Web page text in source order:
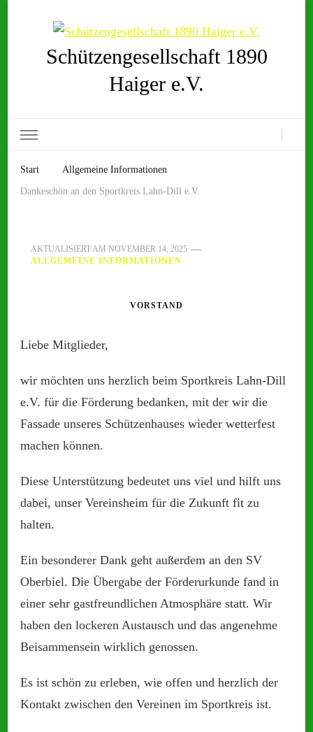
Schützengesellschaft 1890
Haiger e.V.
Start Allgemeine Informationen
Dankeschön an den Sportkreis Lahn-Dill e.V.
AKTUALISIERT AM NOVEMBER 14, 2025
ALLGEMEINE INFORMATIONEN
VORSTAND
Liebe Mitglieder,
wir möchten uns herzlich beim Sportkreis Lahn-Dill
e.V. für die Förderung bedanken, mit der wir die
Fassade unseres Schützenhauses wieder wetterfest
machen können.
Diese Unterstützung bedeutet uns viel und hilft uns
dabei, unser Vereinsheim für die Zukunft fit zu
halten.
Ein besonderer Dank geht außerdem an den SV
Oberbiel. Die Übergabe der Förderurkunde fand in
einer sehr gastfreundlichen Atmosphäre statt. Wir
haben den lockeren Austausch und das angenehme
Beisammensein wirklich genossen.
Es ist schön zu erleben, wie offen und herzlich der
Kontakt zwischen den Vereinen im Sportkreis ist.